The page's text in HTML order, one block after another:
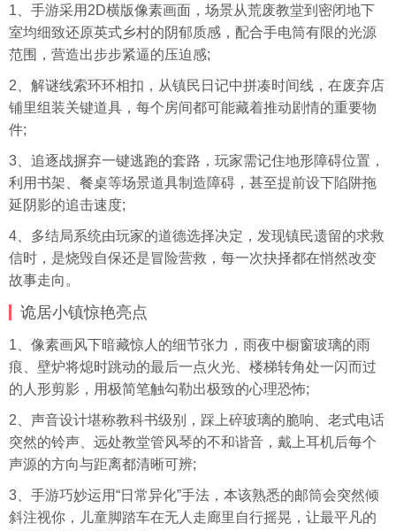
1、手游采用2D横版像素画面，场景从荒废教堂到密闭地下
室均细致还原英式乡村的阴郁质感，配合手电筒有限的光源
范围，营造出步步紧逼的压迫感;
2、解谜线索环环相扣，从镇民日记中拼凑时间线，在废弃店
铺里组装关键道具，每个房间都可能藏着推动剧情的重要物
件;
3、追逐战摒弃一键逃跑的套路，玩家需记住地形障碍位置，
利用书架、餐桌等场景道具制造障碍，甚至提前设下陷阱拖
延阴影的追击速度;
4、多结局系统由玩家的道德选择决定，发现镇民遗留的求救
信时，是烧毁自保还是冒险营救，每一次抉择都在悄然改变
故事走向。
诡居小镇惊艳亮点
1、像素画风下暗藏惊人的细节张力，雨夜中橱窗玻璃的雨
痕、壁炉将熄时跳动的最后一点火光、楼梯转角处一闪而过
的人形剪影，用极简笔触勾勒出极致的心理恐怖;
2、声音设计堪称教科书级别，踩上碎玻璃的脆响、老式电话
突然的铃声、远处教堂管风琴的不和谐音，戴上耳机后每个
声源的方向与距离都清晰可辨;
3、手游巧妙运用“日常异化”手法，本该熟悉的邮筒会突然倾
斜注视你，儿童脚踏车在无人走廊里自行摇晃，让最平凡的